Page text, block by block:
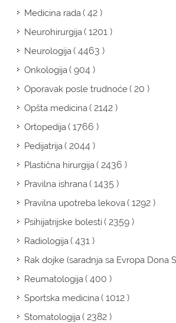
Medicina rada( 42 )
Neurohirurgija( 1201 )
Neurologija( 4463 )
Onkologija( 904 )
Oporavak posle trudnoće( 20 )
Opšta medicina( 2142 )
Ortopedija( 1766 )
Pedijatrija( 2044 )
Plastična hirurgija( 2436 )
Pravilna ishrana( 1435 )
Pravilna upotreba lekova( 1292 )
Psihijatrijske bolesti( 2359 )
Radiologija( 431 )
Rak dojke (saradnja sa Evropa Dona
Reumatologija( 400 )
Sportska medicina( 1012 )
Stomatologija( 2382 )